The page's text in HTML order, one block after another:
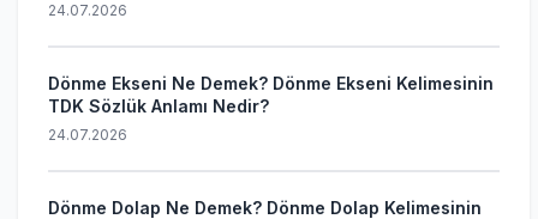
24.07.2026
Dönme Ekseni Ne Demek? Dönme Ekseni Kelimesinin
TDK Sözlük Anlamı Nedir?
24.07.2026
Dönme Dolap Ne Demek? Dönme Dolap Kelimesinin